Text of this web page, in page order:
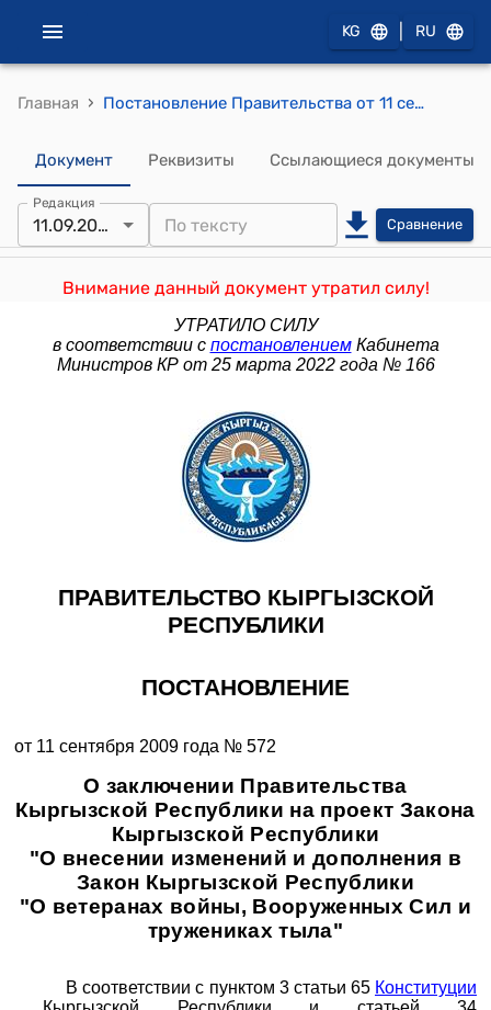
KG RU
Главная › Постановление Правительства от 11 сентября 2009 года № 572 "О заключении Правительства Кыргызской Республики на проект Закона Кыргызской Республики "О внесении изменений и дополнения в Закон Кыргызской Республики "О ветеранах войны, Вооруженных Сил и тружениках тыла"
Документ Реквизиты Ссылающиеся документы
Редакция
11.09.2009 Сравнение
Внимание данный документ утратил силу!